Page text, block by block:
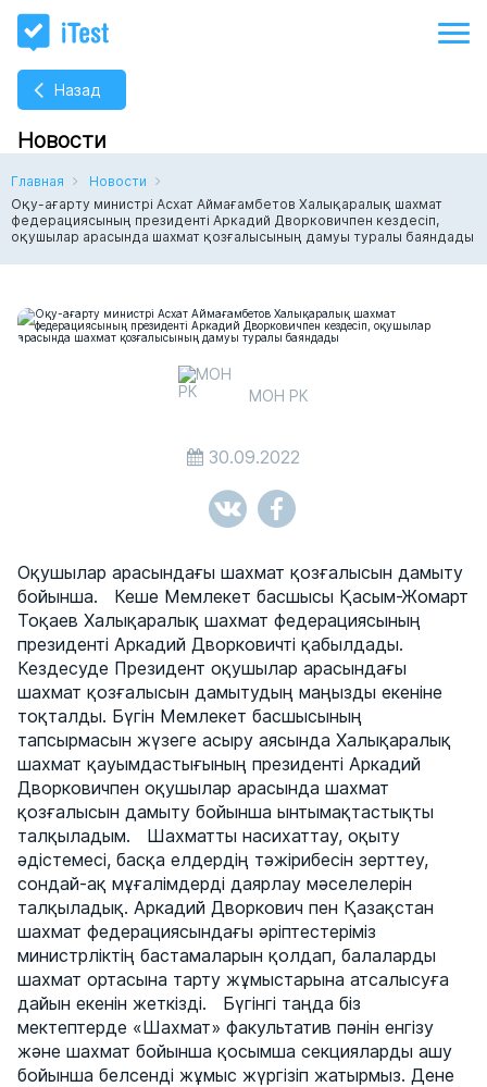
Назад
Новости
Главная
Новости
Оқу-ағарту министрі Асхат Аймағамбетов Халықаралық шахмат
федерациясының президенті Аркадий Дворковичпен кездесіп,
оқушылар арасында шахмат қозғалысының дамуы туралы баяндады
МОН РК
30.09.2022
Оқушылар арасындағы шахмат қозғалысын дамыту
бойынша. Кеше Мемлекет басшысы Қасым-Жомарт
Тоқаев Халықаралық шахмат федерациясының
президенті Аркадий Дворковичті қабылдады.
Кездесуде Президент оқушылар арасындағы
шахмат қозғалысын дамытудың маңызды екеніне
тоқталды. Бүгін Мемлекет басшысының
тапсырмасын жүзеге асыру аясында Халықаралық
шахмат қауымдастығының президенті Аркадий
Дворковичпен оқушылар арасында шахмат
қозғалысын дамыту бойынша ынтымақтастықты
талқыладым. Шахматты насихаттау, оқыту
әдістемесі, басқа елдердің тәжірибесін зерттеу,
сондай-ақ мұғалімдерді даярлау мәселелерін
талқыладық. Аркадий Дворкович пен Қазақстан
шахмат федерациясындағы әріптестеріміз
министрліктің бастамаларын қолдап, балаларды
шахмат ортасына тарту жұмыстарына атсалысуға
дайын екенін жеткізді. Бүгінгі таңда біз
мектептерде «Шахмат» факультатив пәнін енгізу
және шахмат бойынша қосымша секцияларды ашу
бойынша белсенді жұмыс жүргізіп жатырмыз. Дене